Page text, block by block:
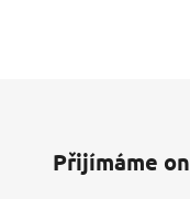
Přijímáme